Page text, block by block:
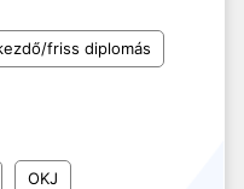
friss diplomás
OKJ